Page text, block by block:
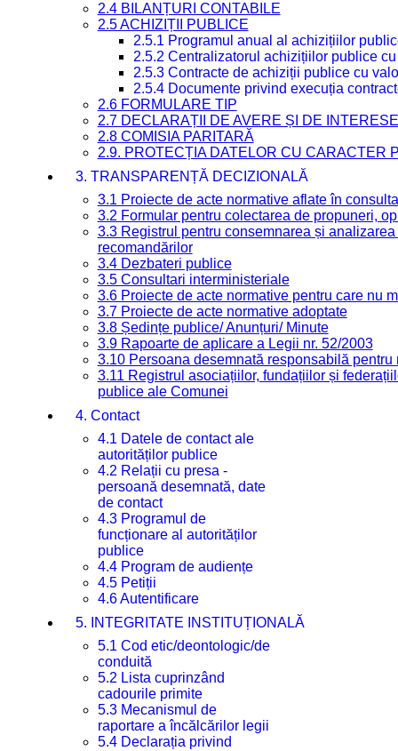
2.4 BILANȚURI CONTABILE
2.5 ACHIZIȚII PUBLICE
2.5.1 Programul anual al achizițiilor
2.5.2 Centralizatorul achizițiilor publice
2.5.3 Contracte de achiziții publice cu
2.5.4 Documente privind execuția
2.6 FORMULARE TIP
2.7 DECLARAȚII DE AVERE ȘI DE INTERESE
2.8 COMISIA PARITARĂ
2.9. PROTECȚIA DATELOR CU CARACTER
3. TRANSPARENȚĂ DECIZIONALĂ
3.1 Proiecte de acte normative aflate în
3.2 Formular pentru colectarea de propuneri,
3.3 Registrul pentru consemnarea și
recomandărilor
3.4 Dezbateri publice
3.5 Consultari interministeriale
3.6 Proiecte de acte normative pentru care nu
3.7 Proiecte de acte normative adoptate
3.8 Ședințe publice/ Anunțuri/ Minute
3.9 Rapoarte de aplicare a Legii nr. 52/2003
3.10 Persoana desemnată responsabilă
3.11 Registrul asociațiilor, fundațiilor și
publice ale Comunei
4. Contact
4.1 Datele de contact ale
autorităților publice
4.2 Relații cu presa -
persoană desemnată, date
de contact
4.3 Programul de
funcționare al autorităților
publice
4.4 Program de audiențe
4.5 Petiții
4.6 Autentificare
5. INTEGRITATE INSTITUȚIONALĂ
5.1 Cod etic/deontologic/de
conduită
5.2 Lista cuprinzând
cadourile primite
5.3 Mecanismul de
raportare a încălcărilor legii
5.4 Declarația privind